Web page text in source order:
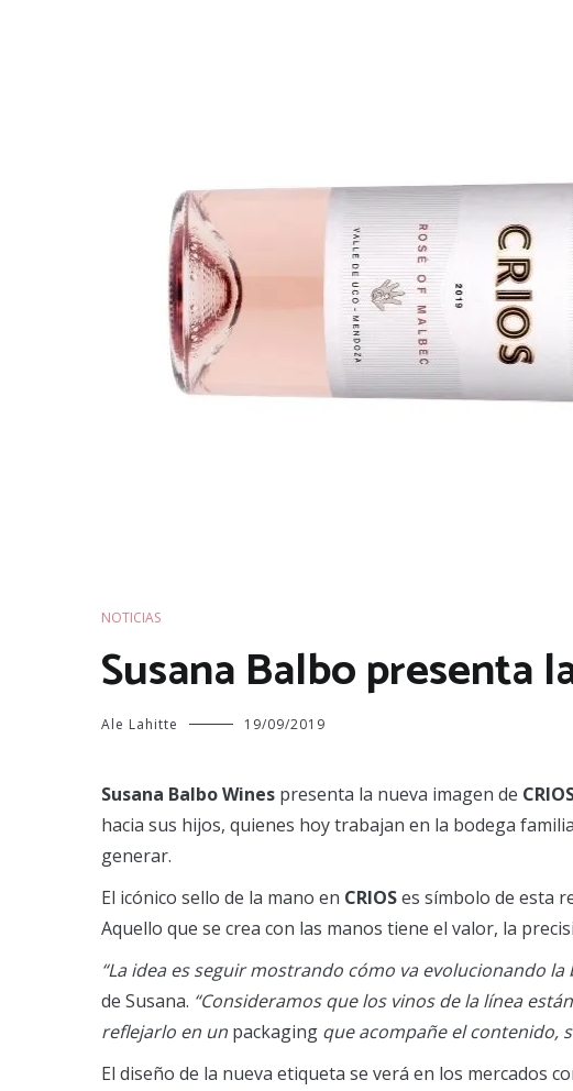
NOTICIAS
Susana Balbo presenta
Ale Lahitte 19/09/2019
Susana Balbo Wines presenta la nueva imagen de
hacia sus hijos, quienes hoy trabajan en la bodega
generar.
El icónico sello de la mano en CRIOSes símbolo de esta
Aquello que se crea con las manos tiene el valor, la
“La idea es seguir mostrando cómo va evolucionando la
de Susana. “Consideramos que los vinos de la línea
reflejarlo en un packaging que acompañe el contenido,
El diseño de la nueva etiqueta se verá en los mercados